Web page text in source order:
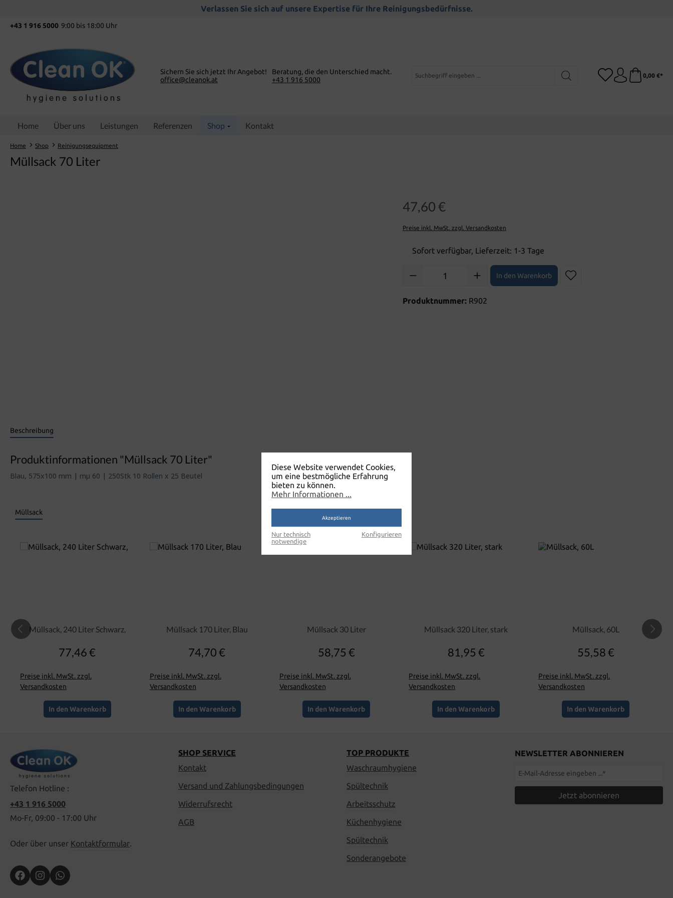
Verlassen Sie sich auf unsere Expertise für Ihre Reinigungsbedürfnisse.
+43 1 916 5000 9:00 bis 18:00 Uhr
Sichern Sie sich jetzt Ihr Angebot!
office@cleanok.at
Beratung, die den Unterschied macht.
+43 1 916 5000
0,00 €*
Home Über uns Leistungen Referenzen Shop Kontakt
Home Shop Reinigungsequipment
Müllsack 70 Liter
47,60 €
Preise inkl. MwSt. zzgl. Versandkosten
Sofort verfügbar, Lieferzeit: 1-3 Tage
Produkt Anzahl: Gib den gewünschten Wert ein oder benutze die
In den Warenkorb
Produktnummer: R902
Beschreibung
Produktinformationen "Müllsack 70 Liter"
Blau, 575x100 mm | mµ 60 | 250Stk 10 Rollen x 25 Beutel
Müllsack
Müllsack, 240 Liter Schwarz,
Regulärer Preis:
77,46 €
Preise inkl. MwSt. zzgl.
Versandkosten
In den Warenkorb
Müllsack 170 Liter, Blau
Regulärer Preis:
74,70 €
Preise inkl. MwSt. zzgl.
Versandkosten
In den Warenkorb
Müllsack 30 Liter
Regulärer Preis:
58,75 €
Preise inkl. MwSt. zzgl.
Versandkosten
In den Warenkorb
Müllsack 320 Liter, stark
Regulärer Preis:
81,95 €
Preise inkl. MwSt. zzgl.
Versandkosten
In den Warenkorb
Müllsack, 60L
Regulärer Preis:
55,58 €
Preise inkl. MwSt. zzgl.
Versandkosten
In den Warenkorb
Telefon Hotline :
+43 1 916 5000
Mo-Fr, 09:00 - 17:00 Uhr
Oder über unser Kontaktformular.
SHOP SERVICE
Kontakt
Versand und Zahlungsbedingungen
Widerrufsrecht
AGB
TOP PRODUKTE
Waschraumhygiene
Spültechnik
Arbeitsschutz
Küchenhygiene
Spültechnik
Sonderangebote
NEWSLETTER ABONNIEREN
Jetzt abonnieren
Diese Website verwendet Cookies,
um eine bestmögliche Erfahrung
bieten zu können.
Mehr Informationen ...
Akzeptieren
Nur technisch
notwendige
Konfigurieren